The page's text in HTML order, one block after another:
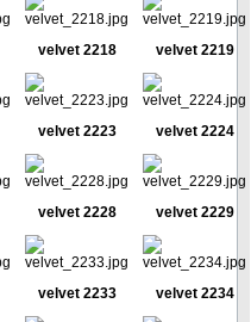
velvet 2218 velvet 2219
velvet 2223 velvet 2224
velvet 2228 velvet 2229
velvet 2233 velvet 2234